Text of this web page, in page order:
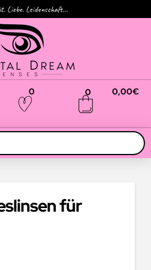
Liebe. Leidenschaft...
0 0 0,00€
für